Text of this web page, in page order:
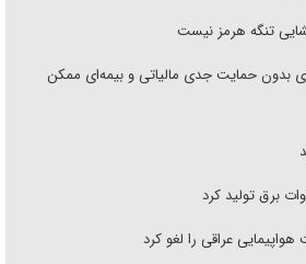
تنگه هرمز نیست
بدون حمایت جدی مالیاتی و بیمه‌ای ممکن
عراقی را لغو کرد